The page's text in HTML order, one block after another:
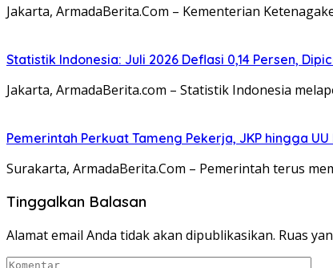
Jakarta, ArmadaBerita.Com – Kementerian
Statistik Indonesia: Juli 2026 Deflasi 0,14 Persen,
Jakarta, ArmadaBerita.com – Statistik Indonesia
Pemerintah Perkuat Tameng Pekerja, JKP hingga UU
Surakarta, ArmadaBerita.Com – Pemerintah terus
Tinggalkan Balasan
Alamat email Anda tidak akan dipublikasikan. Ruas